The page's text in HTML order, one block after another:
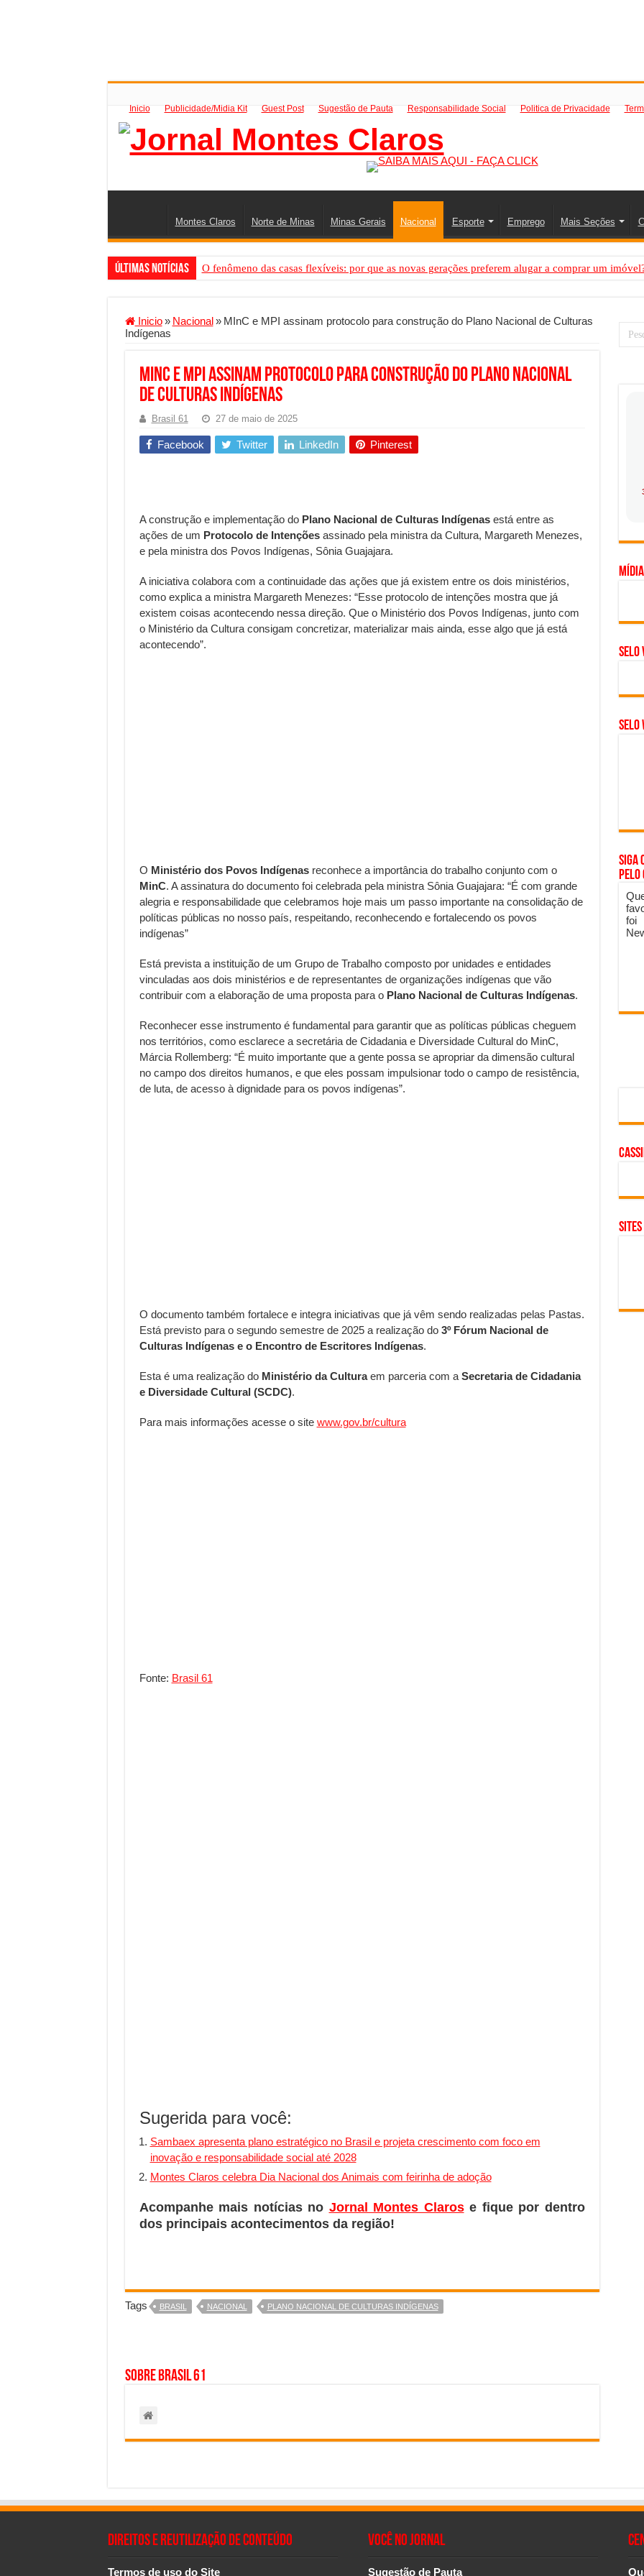
Inicio Publicidade/Midia Kit Guest Post Sugestão de Pauta Responsabilidade Social Politica de Privacidade
Montes Claros Norte de Minas Minas Gerais Nacional Esporte Emprego Mais Seções
Últimas Notícias O fenômeno das casas flexíveis: por que as novas gerações preferem alugar a comprar um
Conheça a melhor empresa de transfer passeios e traslados em Porto Seguro, Bahia
Mais da metade dos trabalhadores desconfia dos canais de denúncia das empresas
Comércio Interativo ganha força no Brasil com a chegada da VIVAMOMENTO ao polo
De economista a referência nacional: como Jaque Rosa ensina tarólogas a faturarem mais de R$
Investimento em energia limpa chega para brasileiros: ZCT traz oportunidades de lucro seguro
Serralheria de Alumínio vs. Ferro: guia completo para escolher o portão ideal para seu imóvel
Qualidade do produto e percepção do consumidor: como marcas evitam ruídos no mercado
O Crescimento da Influência de Especialistas Independentes
Inicio » Nacional » MInC e MPI assinam protocolo para construção do Plano Nacional de Culturas
Indígenas
MInC e MPI assinam protocolo para construção do Plano Nacional
de Culturas Indígenas
Brasil 61 27 de maio de 2025
Facebook Twitter LinkedIn Pinterest
A construção e implementação do Plano Nacional de Culturas Indígenasestá entre as
ações de um Protocolo de Intençõesassinado pela ministra da Cultura, Margareth Menezes,
e pela ministra dos Povos Indígenas, Sônia Guajajara.
A iniciativa colabora com a continuidade das ações que já existem entre os dois ministérios,
como explica a ministra Margareth Menezes: “Esse protocolo de intenções mostra que já
existem coisas acontecendo nessa direção. Que o Ministério dos Povos Indígenas, junto com
o Ministério da Cultura consigam concretizar, materializar mais ainda, esse algo que já está
acontecendo”.
O Ministério dos Povos Indígenasreconhece a importância do trabalho conjunto com o
MinC. A assinatura do documento foi celebrada pela ministra Sônia Guajajara: “É com grande
alegria e responsabilidade que celebramos hoje mais um passo importante na consolidação de
políticas públicas no nosso país, respeitando, reconhecendo e fortalecendo os povos
indígenas”
Está prevista a instituição de um Grupo de Trabalho composto por unidades e entidades
vinculadas aos dois ministérios e de representantes de organizações indígenas que vão
contribuir com a elaboração de uma proposta para o Plano Nacional de Culturas Indígenas.
Reconhecer esse instrumento é fundamental para garantir que as políticas públicas cheguem
nos territórios, como esclarece a secretária de Cidadania e Diversidade Cultural do MinC,
Márcia Rollemberg: “É muito importante que a gente possa se apropriar da dimensão cultural
no campo dos direitos humanos, e que eles possam impulsionar todo o campo de resistência,
de luta, de acesso à dignidade para os povos indígenas”.
O documento também fortalece e integra iniciativas que já vêm sendo realizadas pelas Pastas.
Está previsto para o segundo semestre de 2025 a realização do 3º Fórum Nacional de
Culturas Indígenas e o Encontro de Escritores Indígenas.
Esta é uma realização do Ministério da Culturaem parceria com a Secretaria de Cidadania
e Diversidade Cultural (SCDC).
Para mais informações acesse o site www.gov.br/cultura
Fonte: Brasil 61
Sugerida para você:
Sambaex apresenta plano estratégico no Brasil e projeta crescimento com foco em
inovação e responsabilidade social até 2028
Montes Claros celebra Dia Nacional dos Animais com feirinha de adoção
Acompanhe mais notícias no Jornal Montes Clarose fique por dentro
dos principais acontecimentos da região!
Tags BRASIL NACIONAL PLANO NACIONAL DE CULTURAS INDÍGENAS
Sobre Brasil 61
Selo
SELO
Siga
pelo
foi
Direitos e Reutilização de Conteúdo
Termos de uso do Site
Você no Jornal
Sugestão de Pauta